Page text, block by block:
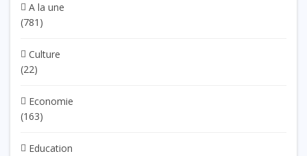
A la une
(781)
Culture
(22)
Economie
(163)
Education